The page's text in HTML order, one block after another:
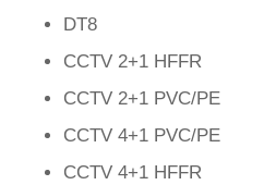
DT8
CCTV 2+1 HFFR
CCTV 2+1 PVC/PE
CCTV 4+1 PVC/PE
CCTV 4+1 HFFR